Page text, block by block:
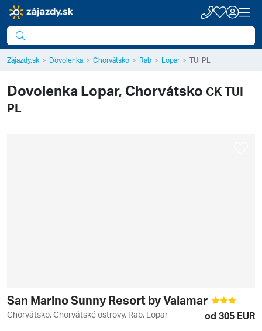
Zájazdy.sk Dovolenka Chorvátsko Rab Lopar TUI PL
Dovolenka Lopar, Chorvátsko CK TUI
PL
San Marino Sunny Resort by Valamar
Chorvátsko, Chorvátské ostrovy, Rab, Lopar od 305 EUR